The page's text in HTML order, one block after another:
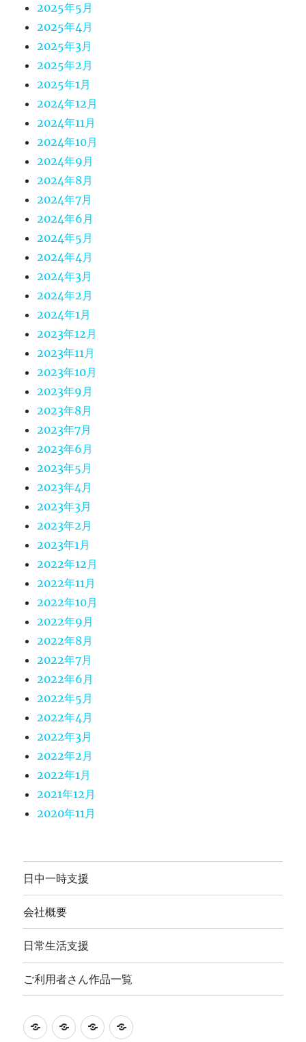
2025年5月
2025年4月
2025年3月
2025年2月
2025年1月
2024年12月
2024年11月
2024年10月
2024年9月
2024年8月
2024年7月
2024年6月
2024年5月
2024年4月
2024年3月
2024年2月
2024年1月
2023年12月
2023年11月
2023年10月
2023年9月
2023年8月
2023年7月
2023年6月
2023年5月
2023年4月
2023年3月
2023年2月
2023年1月
2022年12月
2022年11月
2022年10月
2022年9月
2022年8月
2022年7月
2022年6月
2022年5月
2022年4月
2022年3月
2022年2月
2022年1月
2021年12月
2020年11月
日中一時支援
会社概要
日常生活支援
ご利用者さん作品一覧
就
日
会
ご